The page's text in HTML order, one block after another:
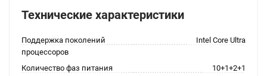
Технические характеристики
Поддержка поколений
процессоров
Intel Core Ultra
Количество фаз питания
10+1+2+1